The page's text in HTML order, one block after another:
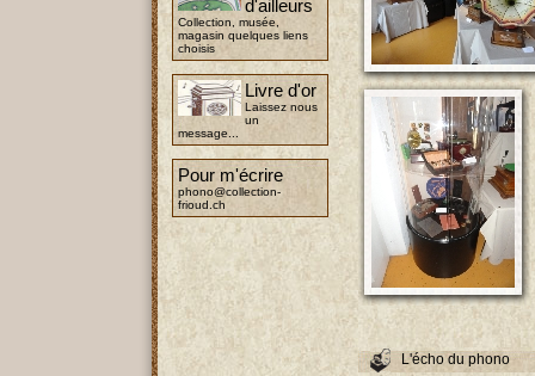
d'ailleurs
Collection, musée,
magasin quelques liens
choisis
Livre d'or
Laissez nous
un
message...
Pour m'écrire
phono@collection-
frioud.ch
L'écho du phono